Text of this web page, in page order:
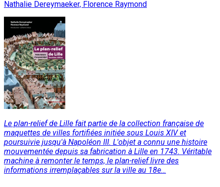
Nathalie Dereymaeker, Florence Raymond
Le plan-relief de Lille fait partie de la collection française de
maquettes de villes fortifiées initiée sous Louis XIV et
poursuivie jusqu'à Napoléon III. L'objet a connu une histoire
mouvementée depuis sa fabrication à Lille en 1743. Véritable
machine à remonter le temps, le plan-relief livre des
informations irremplaçables sur la ville au 18e…